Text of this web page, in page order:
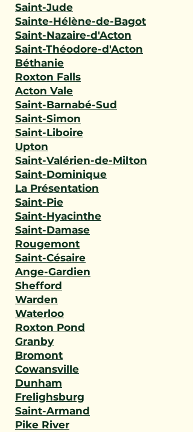
Saint-Jude
Sainte-Hélène-de-Bagot
Saint-Nazaire-d'Acton
Saint-Théodore-d'Acton
Béthanie
Roxton Falls
Acton Vale
Saint-Barnabé-Sud
Saint-Simon
Saint-Liboire
Upton
Saint-Valérien-de-Milton
Saint-Dominique
La Présentation
Saint-Pie
Saint-Hyacinthe
Saint-Damase
Rougemont
Saint-Césaire
Ange-Gardien
Shefford
Warden
Waterloo
Roxton Pond
Granby
Bromont
Cowansville
Dunham
Frelighsburg
Saint-Armand
Pike River